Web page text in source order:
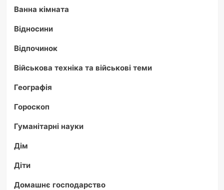
Ванна кімната
Відносини
Відпочинок
Військова техніка та військові теми
Географія
Гороскоп
Гуманітарні науки
Дім
Діти
Домашнє господарство